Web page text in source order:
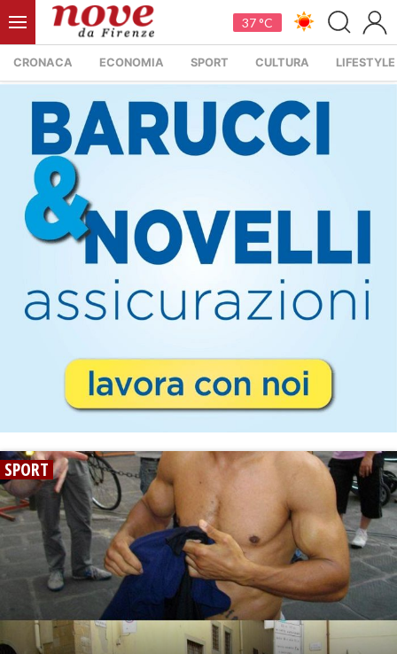
37 °C
CRONACA ECONOMIA SPORT CULTURA LIFESTYLE
SPORT